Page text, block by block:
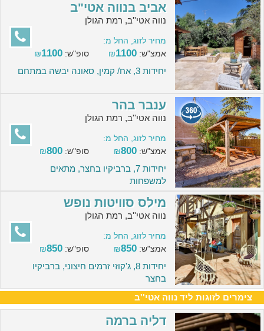
אביב בנווה אטי"ב
נווה אטי''ב, רמת הגולן
מחיר לזוג, החל מ:
אמצ"ש:
₪1100 סופ"ש: ₪1100
יחידות 3, אח/ קמין, סאונה יבשה במתחם
ענבר בהר
נווה אטי''ב, רמת הגולן
מחיר לזוג, החל מ:
אמצ"ש:
₪800 סופ"ש: ₪800
יחידות 7, ברביקיו בחצר, מתאים
למשפחות
מילס סוויטות נופש
נווה אטי''ב, רמת הגולן
מחיר לזוג, החל מ:
אמצ"ש:
₪850 סופ"ש: ₪850
יחידות 8, ג'קוזי זרמים חיצוני, ברביקיו
בחצר
צימרים לזוגות ליד נווה אטי''ב
דליה ברמה